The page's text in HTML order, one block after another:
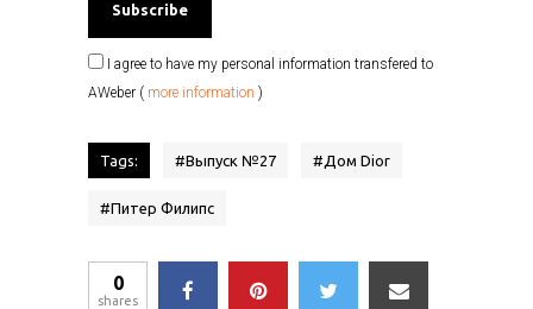
I agree to have my personal information transfered to
AWeber ( more information )
Tags: #Выпуск №27 # Дом Dior
#Питер Филипс
0
shares